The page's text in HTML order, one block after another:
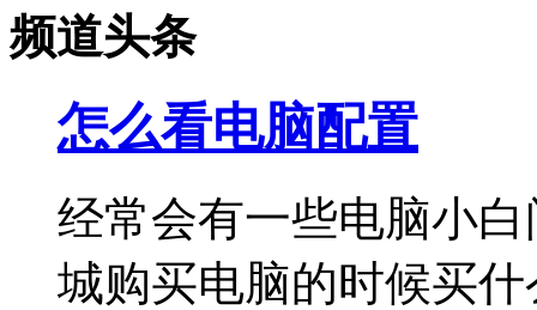
频道头条
怎么看电脑配置
经常会有一些电脑小
城购买电脑的时候买